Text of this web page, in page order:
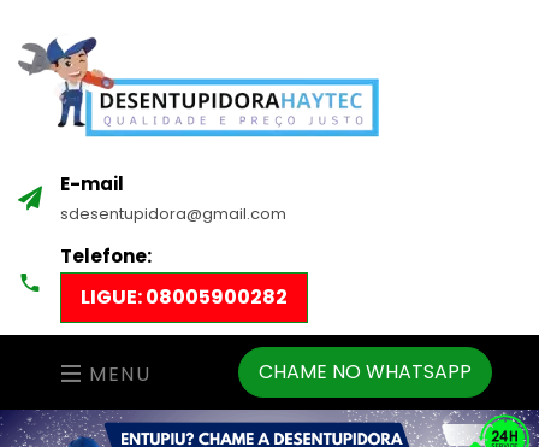
E-mail
sdesentupidora@gmail.com
Telefone:
LIGUE: 08005900282
MENU CHAME NO WHATSAPP